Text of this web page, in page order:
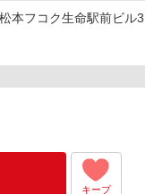
本フコク生命駅前ビル3
キープ